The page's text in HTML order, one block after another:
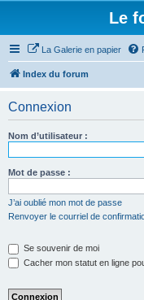
Le
La Galerie en papier
Index du forum
Connexion
Nom d’utilisateur :
Mot de passe :
J’ai oublié mon mot de passe
Renvoyer le courriel de
Se souvenir de moi
Cacher mon statut en ligne